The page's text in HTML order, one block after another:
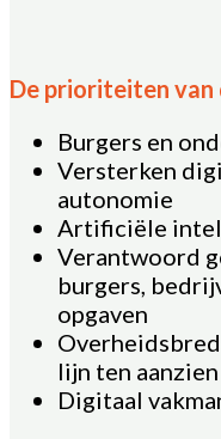
De prioriteiten van
Burgers en
Versterken
autonomie
Artificiële
Verantwoord
burgers,
opgaven
lijn ten
Digitaal